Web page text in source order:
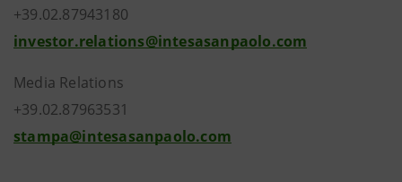
+39.02.87943180
investor.relations@intesasanpaolo.com
Media Relations
+39.02.87963531
stampa@intesasanpaolo.com